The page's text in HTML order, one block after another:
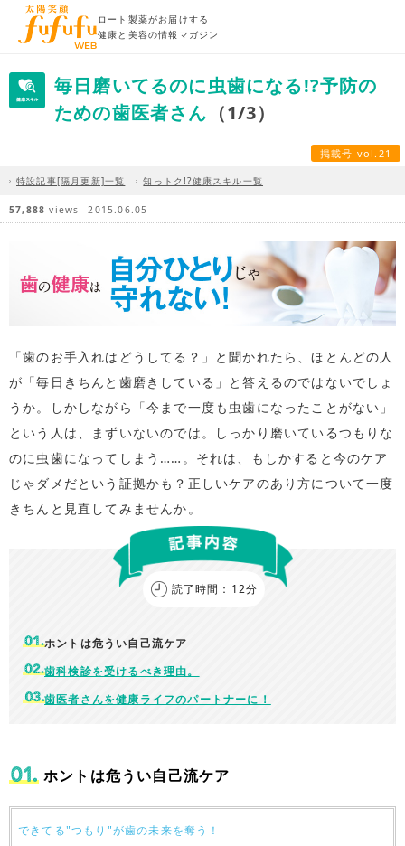
ロート製薬がお届けする
健康と美容の情報マガジン
毎日磨いてるのに虫歯になる!?予防の
ための歯医者さん （1/3）
掲載号 vol.21
特設記事[隔月更新]一覧 知っトク!?健康スキル一覧
57,888 views 2015.06.05
「歯のお手入れはどうしてる？」と聞かれたら、ほとんどの人
が「毎日きちんと歯磨きしている」と答えるのではないでしょ
うか。しかしながら「今まで一度も虫歯になったことがない」
という人は、まずいないのでは。しっかり磨いているつもりな
のに虫歯になってしまう……。それは、もしかすると今のケア
じゃダメだという証拠かも？正しいケアのあり方について一度
きちんと見直してみませんか。
ホントは危うい自己流ケア
歯科検診を受けるべき理由。
歯医者さんを健康ライフのパートナーに！
読了時間：12分
ホントは危うい自己流ケア
できてる"つもり"が歯の未来を奪う！